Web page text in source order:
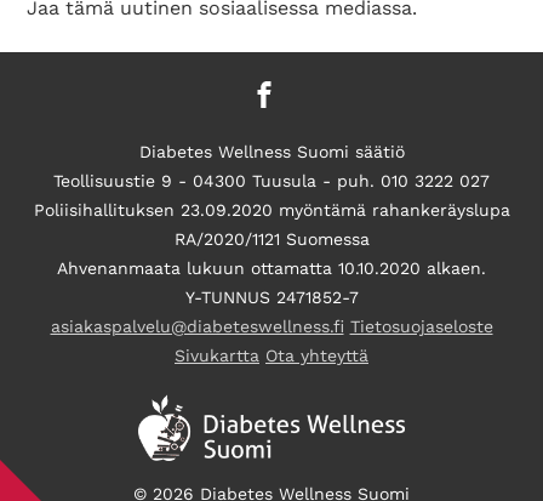
Jaa tämä uutinen sosiaalisessa mediassa.
Diabetes Wellness Suomi säätiö
Teollisuustie 9 - 04300 Tuusula - puh. 010 3222 027
Poliisihallituksen 23.09.2020 myöntämä rahankeräyslupa
RA/2020/1121 Suomessa
Ahvenanmaata lukuun ottamatta 10.10.2020 alkaen.
Y-TUNNUS 2471852-7
asiakaspalvelu@diabeteswellness.fi Tietosuojaseloste
Sivukartta Ota yhteyttä
© 2026 Diabetes Wellness Suomi